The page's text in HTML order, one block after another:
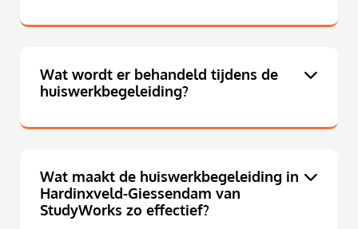
Wat wordt er behandeld tijdens de
huiswerkbegeleiding?
Wat maakt de huiswerkbegeleiding in
Hardinxveld-Giessendam van
StudyWorks zo effectief?